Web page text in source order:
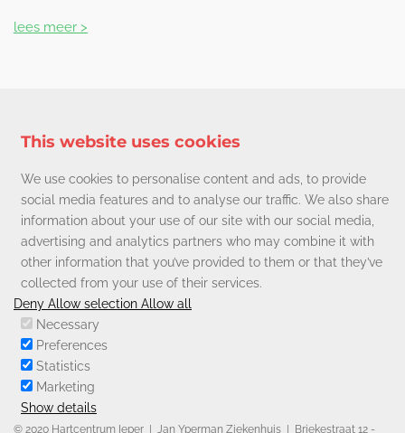
lees meer >
This website uses cookies
We use cookies to personalise content and ads, to provide
social media features and to analyse our traffic. We also share
information about your use of our site with our social media,
advertising and analytics partners who may combine it with
other information that you’ve provided to them or that they’ve
collected from your use of their services.
Deny Allow selection Allow all
Necessary
Preferences
Statistics
Marketing
Show details
© 2020 Hartcentrum Ieper | Jan Yperman Ziekenhuis | Briekestraat 12 -